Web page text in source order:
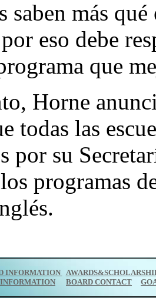
saben más
eso debe
que
Horne
todas las
por su
programas
INFORMATION
BOARD CONTACT